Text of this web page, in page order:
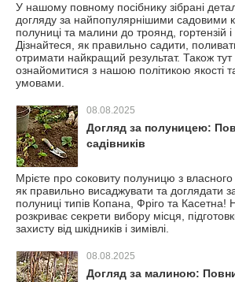
У нашому повному посібнику зібрані
догляду за найпопулярнішими садовими
полуниці та малини до троянд, гортензій
Дізнайтеся, як правильно садити,
отримати найкращий результат. Також
ознайомитися з нашою політикою якості
умовами.
08.08.2025
Догляд за полуницею:
садівників
Мрієте про соковиту полуницю з власного
як правильно висаджувати та доглядати
полуниці типів Копана, Фріго та Касетна!
розкриває секрети вибору місця,
захисту від шкідників і зимівлі.
08.08.2025
Догляд за малиною: